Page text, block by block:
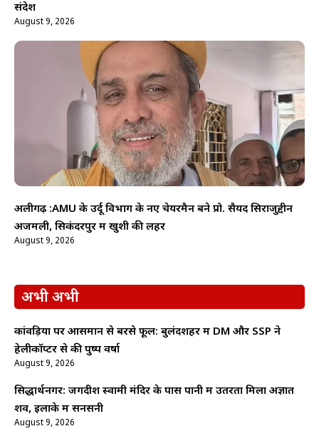
संदेश
August 9, 2026
अलीगढ़ :AMU के उर्दू विभाग के नए चेयरमैन बने प्रो. सैयद सिराजुद्दीन
अजमली, सिकंदरपुर में खुशी की लहर
August 9, 2026
अभी अभी
कांवड़ियों पर आसमान से बरसे फूल: बुलंदशहर में DM और SSP ने
हेलीकॉप्टर से की पुष्प वर्षा
August 9, 2026
सिद्धार्थनगर: जगदीश स्वामी मंदिर के पास पानी में उतरता मिला अज्ञात
शव, इलाके में सनसनी
August 9, 2026